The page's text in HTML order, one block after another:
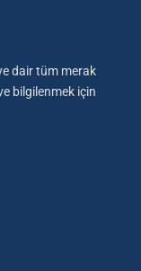
dair tüm merak
bilgilenmek için